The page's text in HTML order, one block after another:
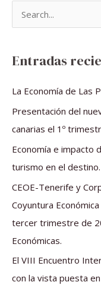
a
r
Entradas
La Economía de Las
Presentación del
canarias el 1º
Economía e impacto
turismo en el destino.
CEOE-Tenerife y
Coyuntura
tercer trimestre de
Económicas.
El VIII Encuentro
con la vista puesta